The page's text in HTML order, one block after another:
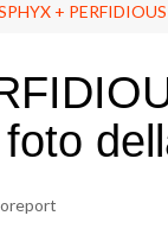
+